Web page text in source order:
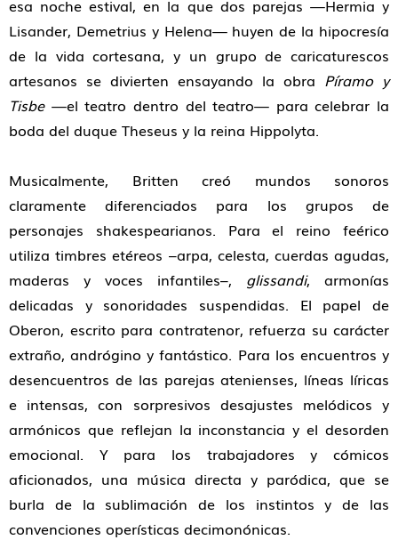
esa noche estival, en la que dos parejas —Hermia y
Lisander, Demetrius y Helena— huyen de la hipocresía
de la vida cortesana, y un grupo de caricaturescos
artesanos se divierten ensayando la obra Píramo y
Tisbe—el teatro dentro del teatro— para celebrar la
boda del duque Theseus y la reina Hippolyta.
Musicalmente, Britten creó mundos sonoros
claramente diferenciados para los grupos de
personajes shakespearianos. Para el reino feérico
utiliza timbres etéreos –arpa, celesta, cuerdas agudas,
maderas y voces infantiles–, glissandi, armonías
delicadas y sonoridades suspendidas. El papel de
Oberon, escrito para contratenor, refuerza su carácter
extraño, andrógino y fantástico. Para los encuentros y
desencuentros de las parejas atenienses, líneas líricas
e intensas, con sorpresivos desajustes melódicos y
armónicos que reflejan la inconstancia y el desorden
emocional. Y para los trabajadores y cómicos
aficionados, una música directa y paródica, que se
burla de la sublimación de los instintos y de las
convenciones operísticas decimonónicas.